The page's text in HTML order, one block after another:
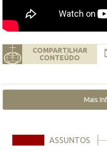
COMPARTILHAR
CONTEÚDO
Mais
ASSUNTOS